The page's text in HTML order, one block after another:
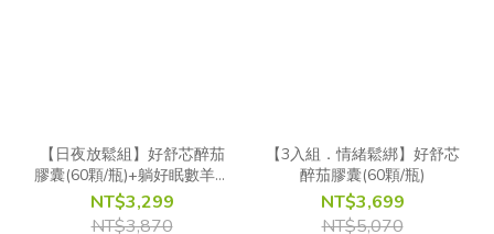
【日夜放鬆組】好舒芯醉茄
膠囊(60顆/瓶)+躺好眠數羊膠
囊(60顆/瓶)
NT$3,299
NT$3,870
【3入組．情緒鬆綁】好舒芯
醉茄膠囊(60顆/瓶)
NT$3,699
NT$5,070